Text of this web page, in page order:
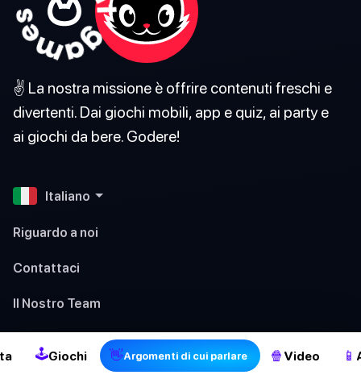
🕹Giochi 👋Argomenti di cui parlare 🍿 Video 📱
✌️ La nostra missione è offrire contenuti freschi e
divertenti. Dai giochi mobili, app e quiz, ai party e
ai giochi da bere. Godere!
Italiano
Riguardo a noi
Contattaci
Il Nostro Team
I Nostri Standard Editoriali